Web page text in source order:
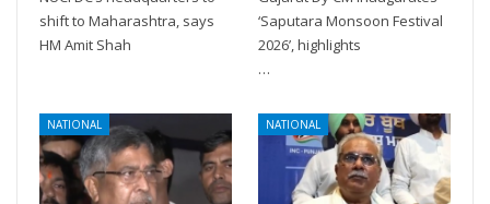
shift to Maharashtra, says
HM Amit Shah
‘Saputara Monsoon Festival
2026’, highlights
…
NATIONAL NATIONAL